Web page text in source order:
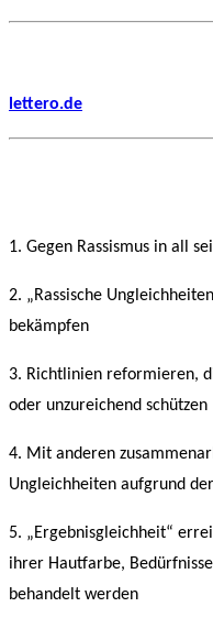
lettero.de
1. Gegen Rassismus in all
2. „Rassische
bekämpfen
3. Richtlinien reformieren,
oder unzureichend schützen
4. Mit anderen
Ungleichheiten aufgrund
5. „Ergebnisgleichheit“
ihrer Hautfarbe,
behandelt werden